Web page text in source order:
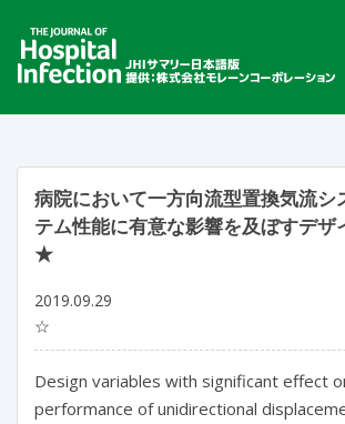
病院において一方向流型置換気流シ
テム性能に有意な影響を及ぼすデザ
★
2019.09.29
☆
Design variables with significant effect
performance of unidirectional